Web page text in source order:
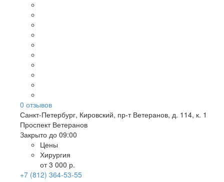
0 отзывов
Санкт-Петербург, Кировский, пр-т Ветеранов, д. 114, к. 1
Проспект Ветеранов
Закрыто до 09:00
Цены
Хирургия
от 3 000 р.
+7 (812) 364-53-55